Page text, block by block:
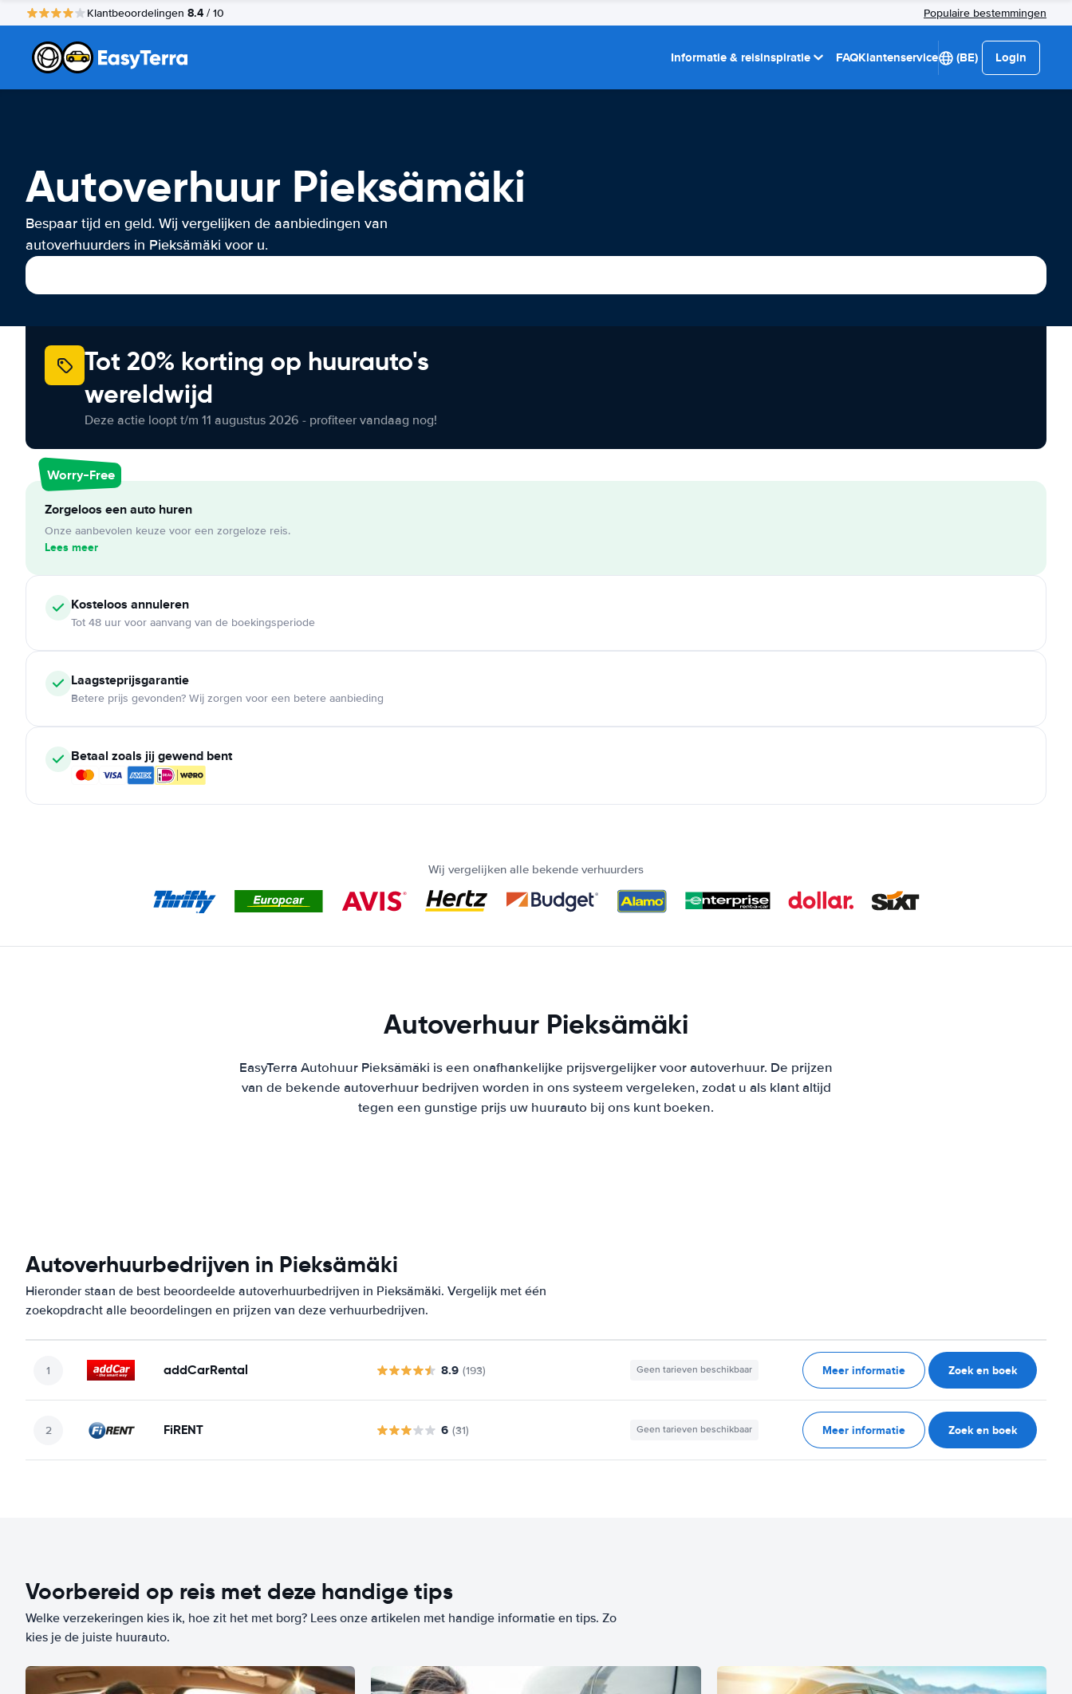
Klantbeoordelingen 8.4 / 10 Populaire bestemmingen
Informatie & reisinspiratie FAQKlantenservice (BE) Login
Autoverhuur Pieksämäki
Bespaar tijd en geld. Wij vergelijken de aanbiedingen van
autoverhuurders in Pieksämäki voor u.
Tot 20% korting op huurauto's
wereldwijd
Deze actie loopt t/m 11 augustus 2026 - profiteer vandaag nog!
Worry-Free
Zorgeloos een auto huren
Onze aanbevolen keuze voor een zorgeloze reis.
Lees meer
Kosteloos annuleren
Tot 48 uur voor aanvang van de boekingsperiode
Laagsteprijsgarantie
Betere prijs gevonden? Wij zorgen voor een betere aanbieding
Betaal zoals jij gewend bent
Wij vergelijken alle bekende verhuurders
Autoverhuur Pieksämäki
EasyTerra Autohuur Pieksämäki is een onafhankelijke prijsvergelijker voor autoverhuur. De prijzen
van de bekende autoverhuur bedrijven worden in ons systeem vergeleken, zodat u als klant altijd
tegen een gunstige prijs uw huurauto bij ons kunt boeken.
Autoverhuurbedrijven in Pieksämäki
Hieronder staan de best beoordeelde autoverhuurbedrijven in Pieksämäki. Vergelijk met één
zoekopdracht alle beoordelingen en prijzen van deze verhuurbedrijven.
addCarRental 8.9 (193) Geen tarieven beschikbaar Meer informatie Zoek en boek
FiRENT 6 (31) Geen tarieven beschikbaar Meer informatie Zoek en boek
Voorbereid op reis met deze handige tips
Welke verzekeringen kies ik, hoe zit het met borg? Lees onze artikelen met handige informatie en tips. Zo
kies je de juiste huurauto.